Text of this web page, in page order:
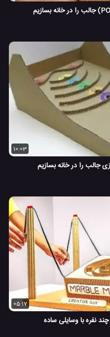
10:03
جالب را در خانه بسازیم
05:17
نفره با وسایلی ساده